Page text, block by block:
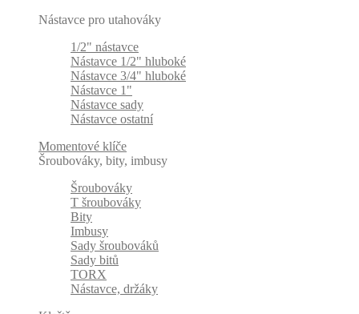
Nástavce pro utahováky
1/2" nástavce
Nástavce 1/2" hluboké
Nástavce 3/4" hluboké
Nástavce 1"
Nástavce sady
Nástavce ostatní
Momentové klíče
Šroubováky, bity, imbusy
Šroubováky
T šroubováky
Bity
Imbusy
Sady šroubováků
Sady bitů
TORX
Nástavce, držáky